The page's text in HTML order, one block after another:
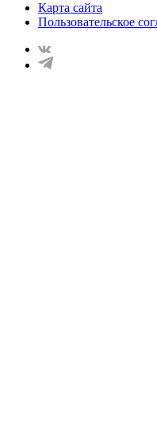
Карта сайта
Пользовательское